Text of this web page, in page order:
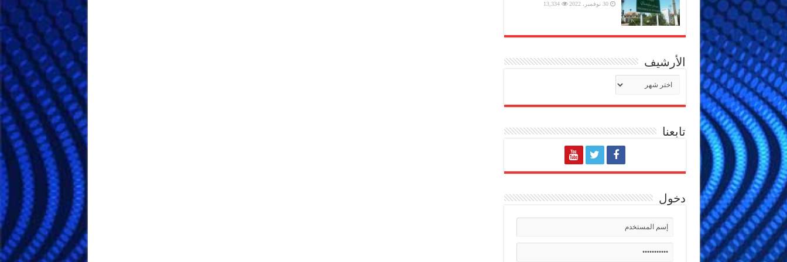
30 نوفمبر، 2022 13,334
الأرشيف
الأرشيف
تابعنا
دخول